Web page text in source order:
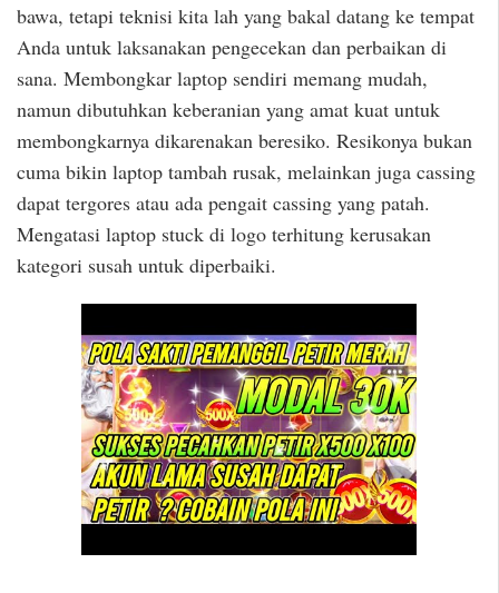
bawa, tetapi teknisi kita lah yang bakal datang ke tempat
Anda untuk laksanakan pengecekan dan perbaikan di
sana. Membongkar laptop sendiri memang mudah,
namun dibutuhkan keberanian yang amat kuat untuk
membongkarnya dikarenakan beresiko. Resikonya bukan
cuma bikin laptop tambah rusak, melainkan juga cassing
dapat tergores atau ada pengait cassing yang patah.
Mengatasi laptop stuck di logo terhitung kerusakan
kategori susah untuk diperbaiki.